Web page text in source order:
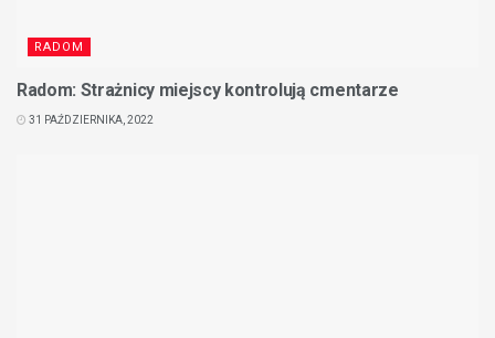
RADOM
Radom: Strażnicy miejscy kontrolują cmentarze
31 PAŹDZIERNIKA, 2022